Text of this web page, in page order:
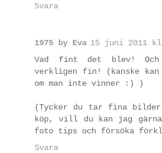
Svara
1975 by Eva 15 juni 2011
Vad fint det blev! Och
verkligen fin! (kanske kan
om man inte vinner :) )
(Tycker du tar fina bilder
köp, vill du kan jag
foto tips och försöka
Svara